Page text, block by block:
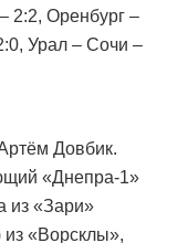
2:2, Оренбург –
Урал – Сочи –
Довбик.
«Днепра-1»
из «Зари»
«Ворсклы»,